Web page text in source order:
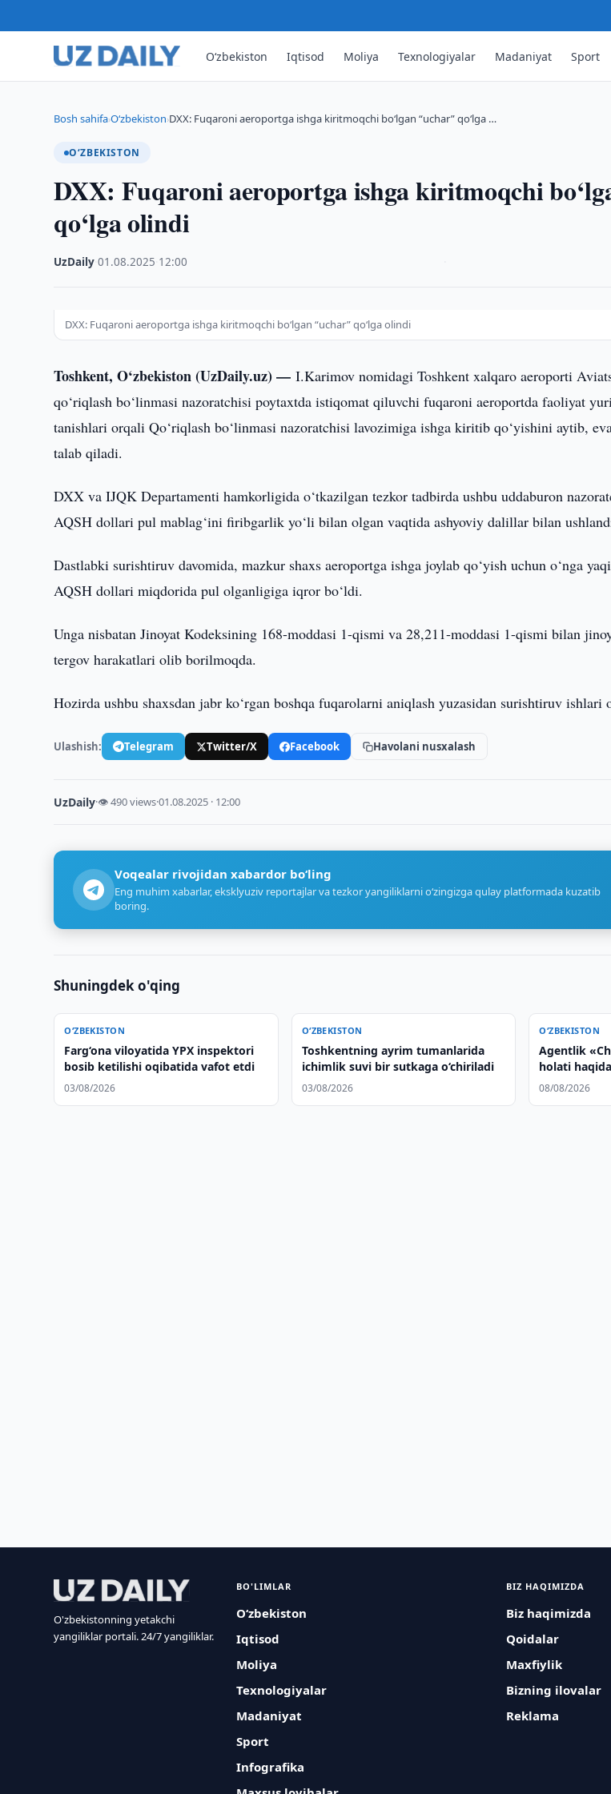
O‘zbekiston Iqtisod Moliya Texnologiyalar Madaniyat Sport
Bosh sahifa›O‘zbekiston›DXX: Fuqaroni aeroportga ishga kiritmoqchi bo‘lgan “uchar” qo‘lga …
O‘ZBEKISTON
DXX: Fuqaroni aeroportga ishga kiritmoqchi
qo‘lga olindi
UzDaily ·01.08.2025 12:00
DXX: Fuqaroni aeroportga ishga kiritmoqchi bo‘lgan “uchar” qo‘lga olindi
Toshkent, O‘zbekiston (UzDaily.uz) —I.Karimov nomidagi Toshkent xalqaro aeroporti
qo‘riqlash bo‘linmasi nazoratchisi poytaxtda istiqomat qiluvchi fuqaroni aeroportda faoliyat
tanishlari orqali Qo‘riqlash bo‘linmasi nazoratchisi lavozimiga ishga kiritib qo‘yishini aytib,
talab qiladi.
DXX va IJQK Departamenti hamkorligida o‘tkazilgan tezkor tadbirda ushbu uddaburon
AQSH dollari pul mablag‘ini firibgarlik yo‘li bilan olgan vaqtida ashyoviy dalillar bilan
Dastlabki surishtiruv davomida, mazkur shaxs aeroportga ishga joylab qo‘yish uchun o‘nga
AQSH dollari miqdorida pul olganligiga iqror bo‘ldi.
Unga nisbatan Jinoyat Kodeksining 168-moddasi 1-qismi va 28,211-moddasi 1-qismi bilan
tergov harakatlari olib borilmoqda.
Hozirda ushbu shaxsdan jabr ko‘rgan boshqa fuqarolarni aniqlash yuzasidan surishtiruv ishlari
Ulashish: Telegram Twitter/X Facebook Havolani nusxalash
UzDaily·👁 490 views·01.08.2025 · 12:00
Voqealar rivojidan xabardor bo‘ling
Eng muhim xabarlar, eksklyuziv reportajlar va tezkor yangiliklarni o‘zingizga qulay platformada kuzatib
boring.
Shuningdek o'qing
O‘ZBEKISTON
Farg‘ona viloyatida YPX inspektori
bosib ketilishi oqibatida vafot etdi
03/08/2026
O‘ZBEKISTON
Toshkentning ayrim tumanlarida
ichimlik suvi bir sutkaga o‘chiriladi
03/08/2026
O‘ZBEKISTON
Agentlik
holati
08/08/2026
O'zbekistonning yetakchi
yangiliklar portali. 24/7 yangiliklar.
BO'LIMLAR
O‘zbekiston
Iqtisod
Moliya
Texnologiyalar
Madaniyat
Sport
Infografika
BIZ HAQIMIZDA
Biz haqimizda
Qoidalar
Maxfiylik
Bizning ilovalar
Reklama